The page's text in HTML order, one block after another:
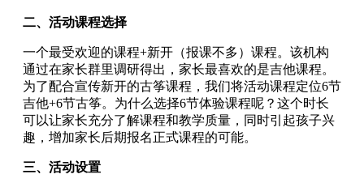
二、活动课程选择
一个最受欢迎的课程+新开（报课不多）课程。该机构
通过在家长群里调研得出，家长最喜欢的是吉他课程。
为了配合宣传新开的古筝课程，我们将活动课程定位6节
吉他+6节古筝。为什么选择6节体验课程呢？这个时长
可以让家长充分了解课程和教学质量，同时引起孩子兴
趣，增加家长后期报名正式课程的可能。
三、活动设置